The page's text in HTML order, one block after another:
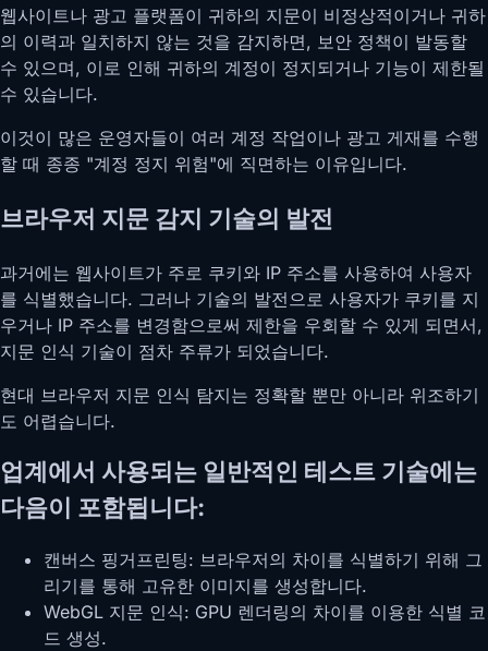
웹사이트나 광고 플랫폼이 귀하의 지문이 비정상적이거나 귀하
의 이력과 일치하지 않는 것을 감지하면, 보안 정책이 발동할
수 있으며, 이로 인해 귀하의 계정이 정지되거나 기능이 제한될
수 있습니다.
이것이 많은 운영자들이 여러 계정 작업이나 광고 게재를 수행
할 때 종종 "계정 정지 위험"에 직면하는 이유입니다.
브라우저 지문 감지 기술의 발전
과거에는 웹사이트가 주로 쿠키와 IP 주소를 사용하여 사용자
를 식별했습니다. 그러나 기술의 발전으로 사용자가 쿠키를 지
우거나 IP 주소를 변경함으로써 제한을 우회할 수 있게 되면서,
지문 인식 기술이 점차 주류가 되었습니다.
현대 브라우저 지문 인식 탐지는 정확할 뿐만 아니라 위조하기
도 어렵습니다.
업계에서 사용되는 일반적인 테스트 기술에는
다음이 포함됩니다:
캔버스 핑거프린팅: 브라우저의 차이를 식별하기 위해 그
리기를 통해 고유한 이미지를 생성합니다.
WebGL 지문 인식: GPU 렌더링의 차이를 이용한 식별 코
드 생성.